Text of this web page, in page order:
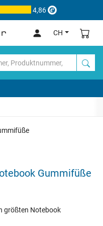
4,86
CH
Gummifüße
größten Notebook